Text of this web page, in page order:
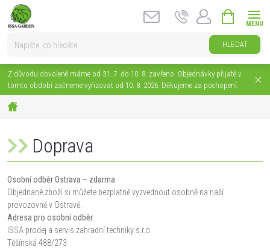
Přejít
HLEDAT
KOŠÍK
Z důvodu dovolené máme od 31. 7. do 10. 8. zavřeno. Objednávky přijaté v
tomto období začneme vyřizovat od 10. 8. 2026. Děkujeme za pochopení.
Doprava
Osobní odběr Ostrava – zdarma
Objednané zboží si můžete bezplatně vyzvednout osobně na naší
provozovně v Ostravě.
Adresa pro osobní odběr:
ISSA prodej a servis zahradní techniky s.r.o.
Těšínská 488/273